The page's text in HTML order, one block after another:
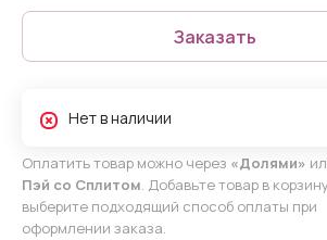
Заказать
Нет в наличии
Оплатить товар можно через «Долями»
Пэй со Сплитом. Добавьте товар в
выберите подходящий способ оплаты при
оформлении заказа.